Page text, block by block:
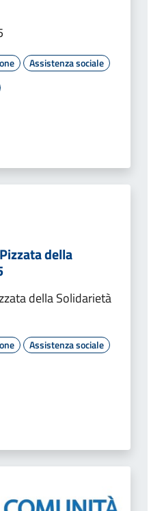
Assistenza sociale
della
della Solidarietà
Assistenza sociale